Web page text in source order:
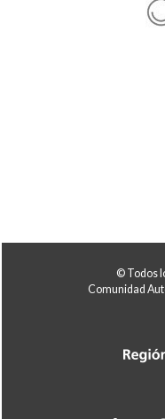
© Todos
Comunidad